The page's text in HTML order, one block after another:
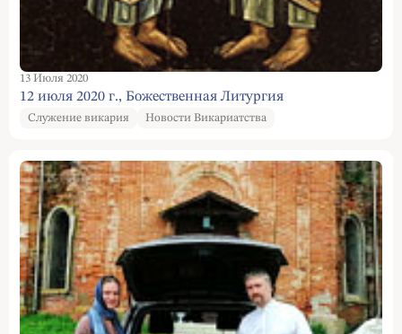
13 Июля 2020
12 июля 2020 г., Божественная Литургия
Служение викария Новости Викариатства